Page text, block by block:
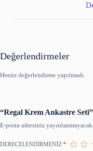
Değerlendirmeler
Henüz değerlendirme yapılmadı.
“Regal Krem Ankastre
E-posta adresiniz yayınlanmayacak.
DERECELENDIRMENIZ *